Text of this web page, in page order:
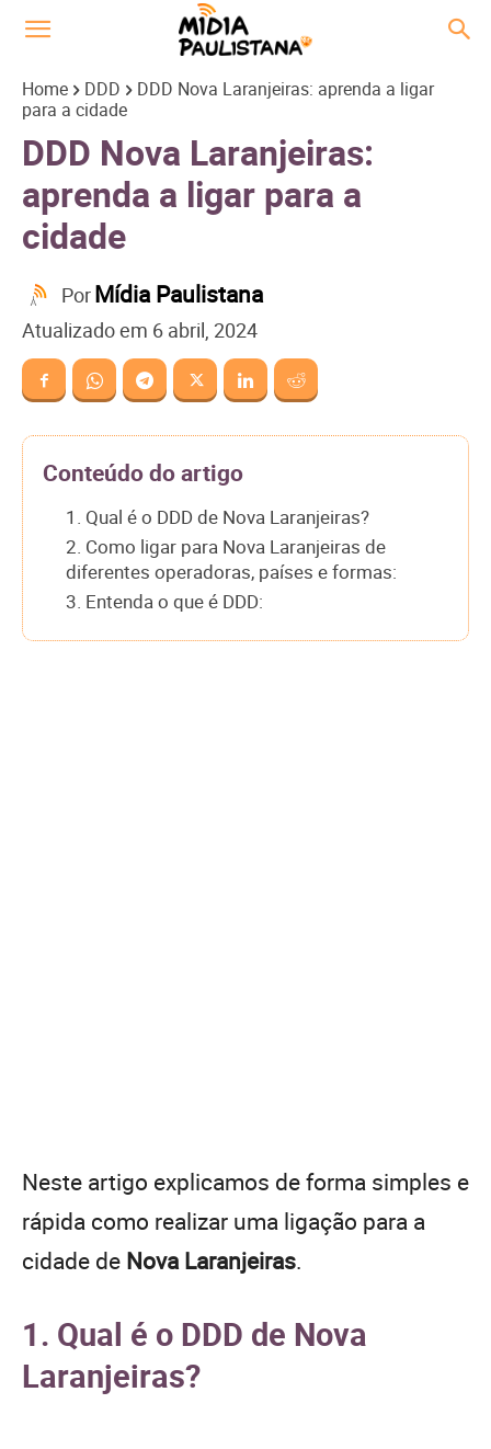
Home DDD
DDD Nova Laranjeiras: aprenda a ligar
para a cidade
DDD Nova Laranjeiras:
aprenda a ligar para a
cidade
PorMídia Paulistana
Atualizado em 6 abril, 2024
Conteúdo do artigo
1. Qual é o DDD de Nova Laranjeiras?
2. Como ligar para Nova Laranjeiras de
diferentes operadoras, países e formas:
3. Entenda o que é DDD:
Neste artigo explicamos de forma simples e
rápida como realizar uma ligação para a
cidade de Nova Laranjeiras.
1. Qual é o DDD de Nova
Laranjeiras?